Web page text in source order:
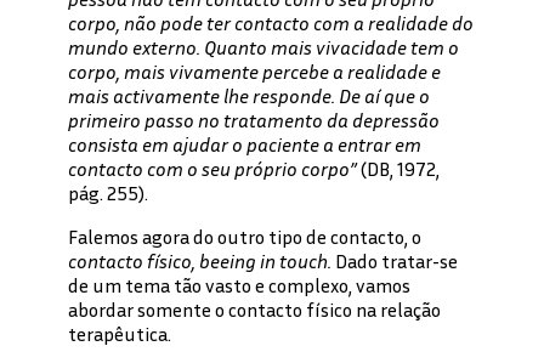
corpo, não pode ter contacto com a realidade do
mundo externo. Quanto mais vivacidade tem o
corpo, mais vivamente percebe a realidade e
mais activamente lhe responde. De aí que o
primeiro passo no tratamento da depressão
consista em ajudar o paciente a entrar em
contacto com o seu próprio corpo”(DB, 1972,
pág. 255).
Falemos agora do outro tipo de contacto, o
contacto físico, beeing in touch. Dado tratar-se
de um tema tão vasto e complexo, vamos
abordar somente o contacto físico na relação
terapêutica.